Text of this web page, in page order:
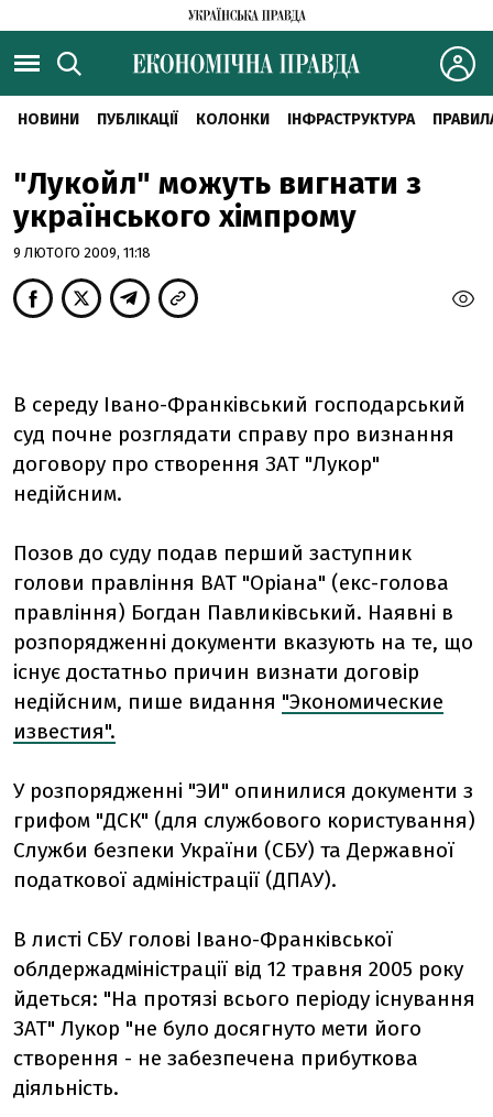
НОВИНИ ПУБЛІКАЦІЇ КОЛОНКИ ІНФРАСТРУКТУРА
"Лукойл" можуть вигнати з
українського хімпрому
9 ЛЮТОГО 2009, 11:18
В середу Івано-Франківський господарський
суд почне розглядати справу про визнання
договору про створення ЗАТ "Лукор"
недійсним.
Позов до суду подав перший заступник
голови правління ВАТ "Оріана" (екс-голова
правління) Богдан Павликівський. Наявні в
розпорядженні документи вказують на те, що
існує достатньо причин визнати договір
недійсним, пише видання "Экономические
известия".
У розпорядженні "ЭИ" опинилися документи з
грифом "ДСК" (для службового користування)
Служби безпеки України (СБУ) та Державної
податкової адміністрації (ДПАУ).
В листі СБУ голові Івано-Франківської
облдержадміністрації від 12 травня 2005 року
йдеться: "На протязі всього періоду існування
ЗАТ" Лукор "не було досягнуто мети його
створення - не забезпечена прибуткова
діяльність.